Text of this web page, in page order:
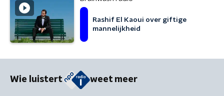
Rashif El Kaoui over giftige
mannelijkheid
Wie luistert weet meer